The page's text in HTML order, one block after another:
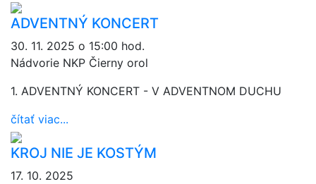
ADVENTNÝ KONCERT
30. 11. 2025 o 15:00 hod.
Nádvorie NKP Čierny orol
1. ADVENTNÝ KONCERT - V ADVENTNOM DUCHU
čítať viac...
KROJ NIE JE KOSTÝM
17. 10. 2025